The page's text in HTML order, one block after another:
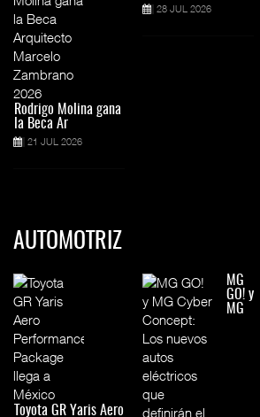
Rodrigo Molina gana
la Beca Ar
21 JUL 2026
28 JUL 2026
AUTOMOTRIZ
Toyota GR Yaris Aero
MG
GO! y
MG